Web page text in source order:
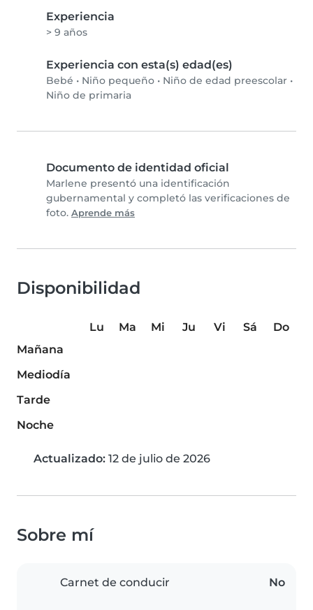
Experiencia
> 9 años
Experiencia con esta(s) edad(es)
Bebé • Niño pequeño • Niño de edad preescolar •
Niño de primaria
Documento de identidad oficial
Marlene presentó una identificación
gubernamental y completó las verificaciones de
foto. Aprende más
Disponibilidad
Lu Ma Mi Ju Vi Sá
Do
Mañana
Mediodía
Tarde
Noche
Actualizado: 12 de julio de 2026
Sobre mí
Carnet de conducir No